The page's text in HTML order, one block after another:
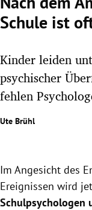
Untermenü
Untermenü
Untermenü
Untermenü
Untermenü
Schule ist
Kinder leiden
psychischer
fehlen
Ute Brühl
Im Angesicht des
Ereignissen wird
Schulpsychologen